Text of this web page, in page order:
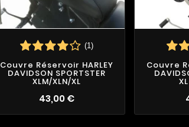
(1)
Couvre Réservoir HARLEY
DAVIDSON SPORTSTER
XLM/XLN/XL
43,00 €
Couvre